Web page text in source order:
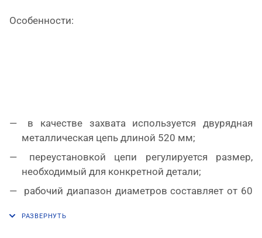
Особенности:
металлическая цепь длиной 520 мм;
необходимый для конкретной детали;